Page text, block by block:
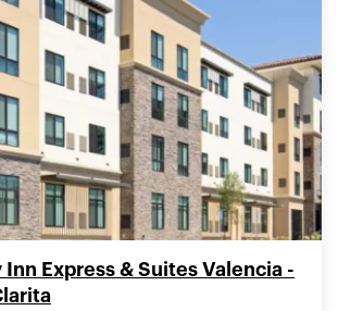
Inn Express & Suites Valencia -